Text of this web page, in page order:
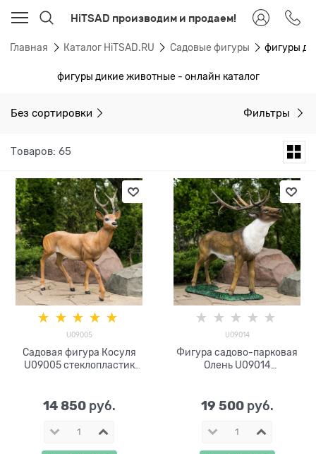
HiTSAD производим и продаем!
Главная Каталог HiTSAD.RU Садовые фигуры фигуры
фигуры дикие животные - онлайн каталог
Без сортировки Фильтры
Товаров: 65
U09005
Садовая фигура Косуля
U09005 стеклопластик
14 850 руб.
U09014
Фигура садово-парковая
Олень U09014
19 500 руб.